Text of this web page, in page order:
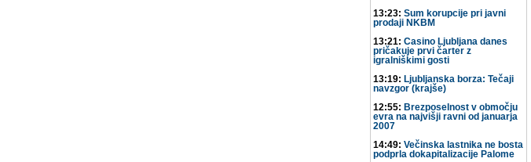
13:23: Sum korupcije pri javni
prodaji NKBM
13:21: Casino Ljubljana danes
pričakuje prvi čarter z
igralniškimi gosti
13:19: Ljubljanska borza: Tečaji
navzgor (krajše)
12:55: Brezposelnost v območju
evra na najvišji ravni od januarja
2007
14:49: Večinska lastnika ne bosta
podprla dokapitalizacije Palome